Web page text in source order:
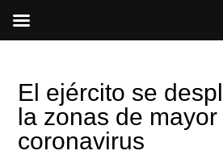
El ejército se
la zonas de
coronavirus